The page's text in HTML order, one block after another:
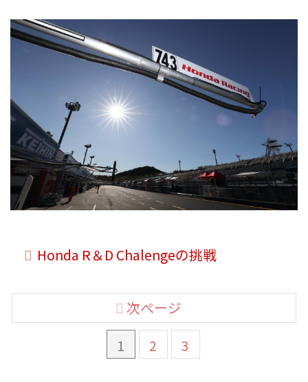
Honda R＆D Chalengeの挑戦
1 2 3
次ページ